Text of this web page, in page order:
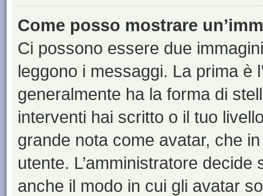
Come posso mostrare
Ci possono essere due
leggono i messaggi. La prima è
generalmente ha la forma di
interventi hai scritto o il tuo
grande nota come avatar, che
utente. L’amministratore
anche il modo in cui gli avatar